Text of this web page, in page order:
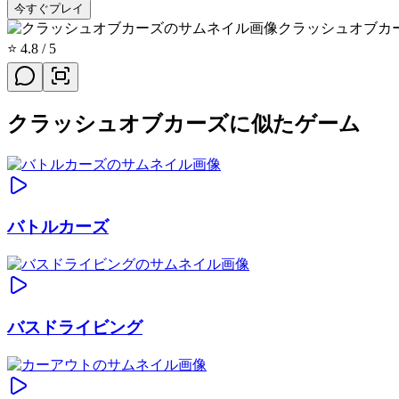
今すぐプレイ
クラッシュオブカ
⭐ 4.8 / 5
クラッシュオブカーズに似たゲーム
バトルカーズ
バスドライビング